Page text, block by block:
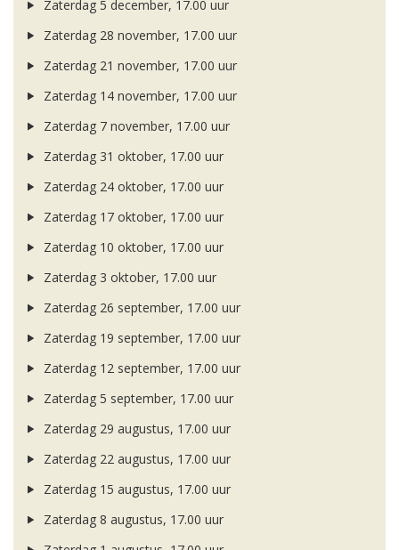
Zaterdag 5 december, 17.00 uur
Zaterdag 28 november, 17.00 uur
Zaterdag 21 november, 17.00 uur
Zaterdag 14 november, 17.00 uur
Zaterdag 7 november, 17.00 uur
Zaterdag 31 oktober, 17.00 uur
Zaterdag 24 oktober, 17.00 uur
Zaterdag 17 oktober, 17.00 uur
Zaterdag 10 oktober, 17.00 uur
Zaterdag 3 oktober, 17.00 uur
Zaterdag 26 september, 17.00 uur
Zaterdag 19 september, 17.00 uur
Zaterdag 12 september, 17.00 uur
Zaterdag 5 september, 17.00 uur
Zaterdag 29 augustus, 17.00 uur
Zaterdag 22 augustus, 17.00 uur
Zaterdag 15 augustus, 17.00 uur
Zaterdag 8 augustus, 17.00 uur